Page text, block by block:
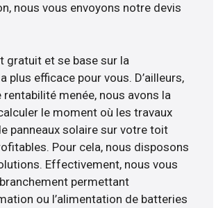
nous vous envoyons notre devis
gratuit et se base sur la
plus efficace pour vous. D’ailleurs,
rentabilité menée, nous avons la
le moment où les travaux
panneaux solaire sur votre toit
Pour cela, nous disposons
Effectivement, nous vous
permettant
ou l’alimentation de batteries